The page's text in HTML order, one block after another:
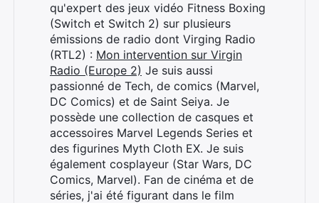
qu'expert des jeux vidéo Fitness Boxing
(Switch et Switch 2) sur plusieurs
émissions de radio dont Virging Radio
(RTL2) : Mon intervention sur Virgin
Radio (Europe 2) Je suis aussi
passionné de Tech, de comics (Marvel,
DC Comics) et de Saint Seiya. Je
possède une collection de casques et
accessoires Marvel Legends Series et
des figurines Myth Cloth EX. Je suis
également cosplayeur (Star Wars, DC
Comics, Marvel). Fan de cinéma et de
séries, j'ai été figurant dans le film